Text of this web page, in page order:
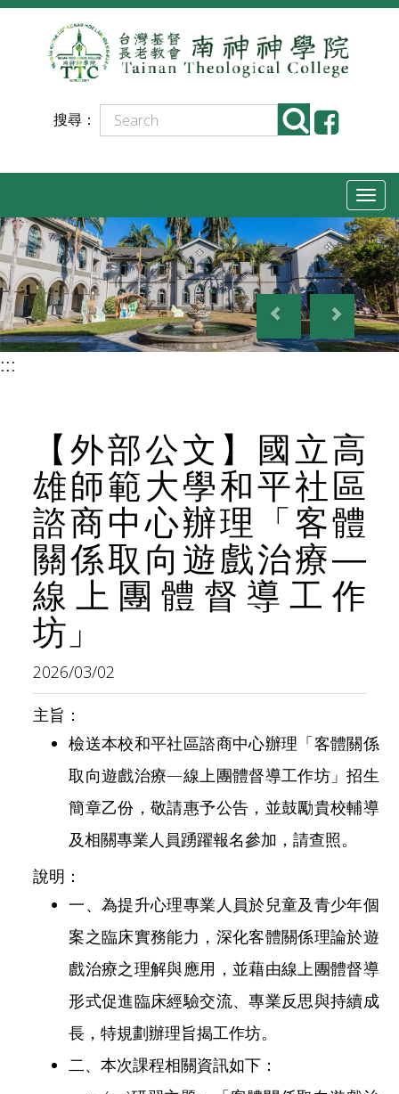
跳
搜尋：
T
o
g
g
l
e
P
r
e
u
s
e
x
:::
【外部公文】國立高
雄師範大學和平社區
諮商中心辦理「客體
關係取向遊戲治療—
線上團體督導工作
坊」
2026/03/02
主旨：
檢送本校和平社區諮商中心辦理「客體關係
取向遊戲治療—線上團體督導工作坊」招生
簡章乙份，敬請惠予公告，並鼓勵貴校輔導
及相關專業人員踴躍報名參加，請查照。
說明：
一、為提升心理專業人員於兒童及青少年個
案之臨床實務能力，深化客體關係理論於遊
戲治療之理解與應用，並藉由線上團體督導
形式促進臨床經驗交流、專業反思與持續成
長，特規劃辦理旨揭工作坊。
二、本次課程相關資訊如下：